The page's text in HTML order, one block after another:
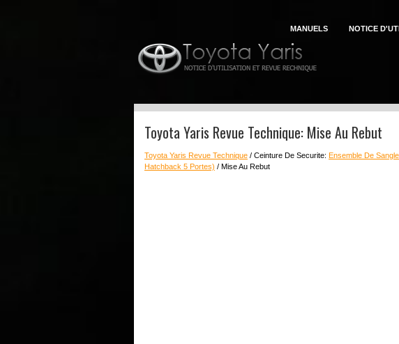
MANUELS NOTICE
Toyota Yaris Revue Technique: Mise Au Rebut
Toyota Yaris Revue Technique / Ceinture De Securite: Ensemble De
Hatchback 5 Portes) / Mise Au Rebut